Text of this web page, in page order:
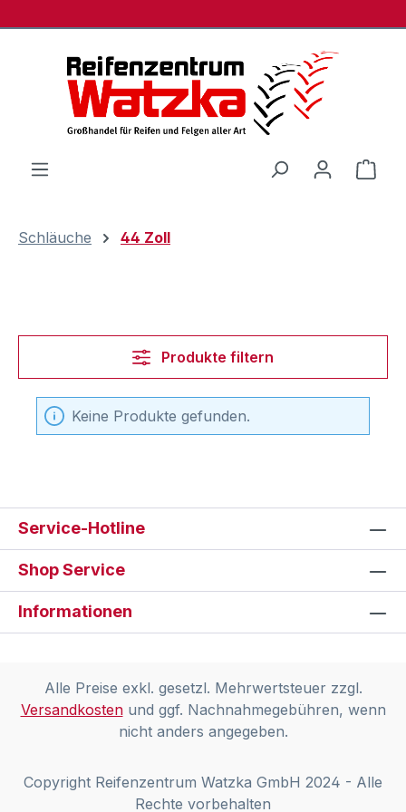
Schläuche 44 Zoll
Produkte filtern
Keine Produkte gefunden.
Service-Hotline
Shop Service
Informationen
Alle Preise exkl. gesetzl. Mehrwertsteuer zzgl.
Versandkostenund ggf. Nachnahmegebühren, wenn
nicht anders angegeben.
Copyright Reifenzentrum Watzka GmbH 2024 - Alle
Rechte vorbehalten